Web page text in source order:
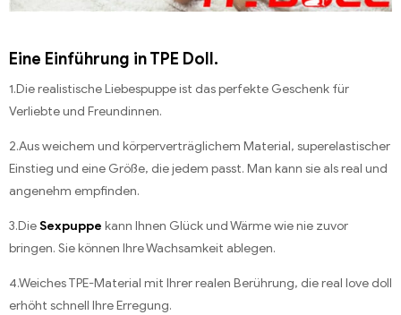
Eine Einführung in TPE Doll.
1.Die realistische Liebespuppe ist das perfekte Geschenk für
Verliebte und Freundinnen.
2.Aus weichem und körperverträglichem Material, superelastischer
Einstieg und eine Größe, die jedem passt. Man kann sie als real und
angenehm empfinden.
3.DieSexpuppe kann Ihnen Glück und Wärme wie nie zuvor
bringen. Sie können Ihre Wachsamkeit ablegen.
4.Weiches TPE-Material mit Ihrer realen Berührung, die real love doll
erhöht schnell Ihre Erregung.